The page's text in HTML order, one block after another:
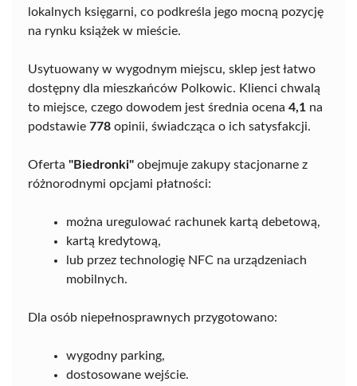
lokalnych księgarni, co podkreśla jego mocną pozycję
na rynku książek w mieście.
Usytuowany w wygodnym miejscu, sklep jest łatwo
dostępny dla mieszkańców Polkowic. Klienci chwalą
to miejsce, czego dowodem jest średnia ocena 4,1 na
podstawie 778 opinii, świadcząca o ich satysfakcji.
Oferta "Biedronki" obejmuje zakupy stacjonarne z
różnorodnymi opcjami płatności:
można uregulować rachunek kartą debetową,
kartą kredytową,
lub przez technologię NFC na urządzeniach
mobilnych.
Dla osób niepełnosprawnych przygotowano:
wygodny parking,
dostosowane wejście.